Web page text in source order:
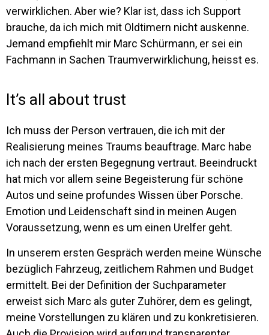
verwirklichen. Aber wie? Klar ist, dass ich Support
brauche, da ich mich mit Oldtimern nicht auskenne.
Jemand empfiehlt mir Marc Schürmann, er sei ein
Fachmann in Sachen Traumverwirklichung, heisst es.
It’s all about trust
Ich muss der Person vertrauen, die ich mit der
Realisierung meines Traums beauftrage. Marc habe
ich nach der ersten Begegnung vertraut. Beeindruckt
hat mich vor allem seine Begeisterung für schöne
Autos und seine profundes Wissen über Porsche.
Emotion und Leidenschaft sind in meinen Augen
Voraussetzung, wenn es um einen Urelfer geht.
In unserem ersten Gespräch werden meine Wünsche
bezüglich Fahrzeug, zeitlichem Rahmen und Budget
ermittelt. Bei der Definition der Suchparameter
erweist sich Marc als guter Zuhörer, dem es gelingt,
meine Vorstellungen zu klären und zu konkretisieren.